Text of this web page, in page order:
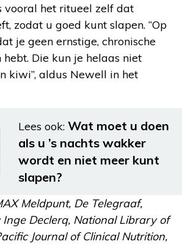
vooral het ritueel zelf dat
zodat u goed kunt slapen. “Op
je geen ernstige, chronische
Die kun je helaas niet
kiwi”, aldus Newell in het
Lees ook: Wat moet u doen
als u ’s nachts wakker
wordt en niet meer kunt
slapen?
Meldpunt, De Telegraaf,
Inge Declerq, National Library of
Journal of Clinical Nutrition,